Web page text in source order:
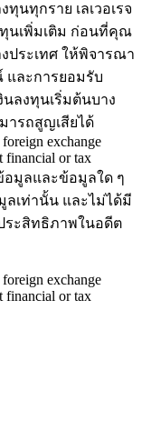
นทุกราย เลเวอเรจ
ทุนเพิ่มเติม ก่อนที่คุณ
ประเทศ ให้พิจารณา
และการยอมรับ
ลงทุนเริ่มต้นบาง
ารถสูญเสียได้
exchange
financial or tax
อมูลและข้อมูลใด ๆ
ลเท่านั้น และไม่ได้มี
ระสิทธิภาพในอดีต
exchange
financial or tax